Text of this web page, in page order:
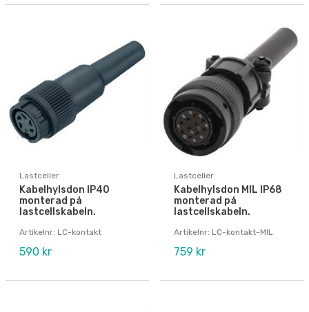
Lastceller
Kabelhylsdon IP40
monterad på
lastcellskabeln.
Artikelnr: LC-kontakt
590 kr
Lastceller
Kabelhylsdon MIL IP68
monterad på
lastcellskabeln.
Artikelnr: LC-kontakt-MIL
759 kr